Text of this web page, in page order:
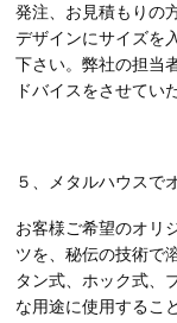
発注、お見積もりの
デザインにサイズを
下さい。弊社の担当
ドバイスをさせてい
５、メタルハウスで
お客様ご希望のオリ
ツを、秘伝の技術で
タン式、ホック式、
な用途に使用するこ